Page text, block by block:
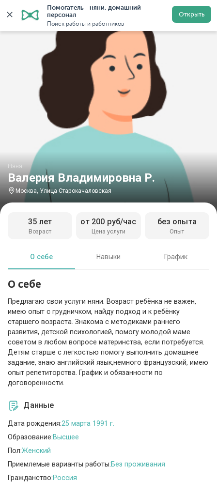
Помогатель - няни, домашний
персонал
Поиск работы и работников
Открыть
Главная Няни Няни в Москве Няни у метро
Валерия Владимировна Р.
Няня
Москва, Улица Старокачаловская
Возраст
35 лет
Цена услуги
от 200 руб/час
Опыт
без опыта
О себе Навыки График
О себе
Предлагаю свои услуги няни. Возраст ребёнка не важен,
имею опыт с грудничком, найду подход и к ребёнку
старшего возраста. Знакома с методиками раннего
развития, детской психологией, помогу молодой маме
советом в любом вопросе материнства, если потребуется.
Детям старше с легкостью помогу выполнить домашнее
задание, знаю английский язык,немного французский, имею
опыт репетиторства. График и обязанности по
договоренности.
Данные
Дата рождения:25 марта 1991 г.
Образование:Высшее
Пол:Женский
Приемлемые варианты работы:Без проживания
Гражданство:Россия